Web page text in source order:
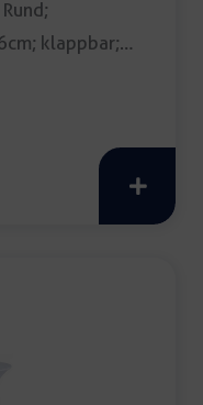
klappbar;